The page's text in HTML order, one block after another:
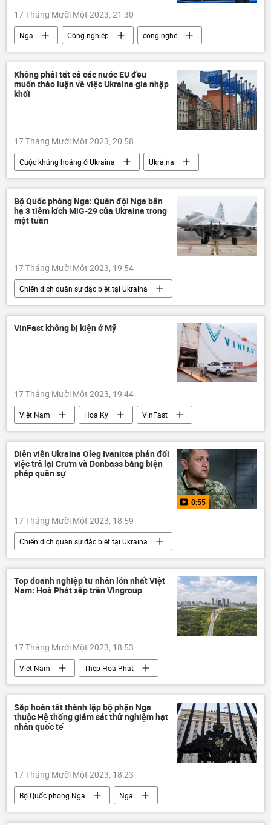
17 Tháng Mười Một 2023, 21:30
Nga Công nghiệp
công nghệ
Bộ Công thương Nga
Bộ Ngoại giao Nga
cuộc triển lãm
quan hệ quốc tế
sản xuất
Thế giới
Không phải tất cả các nước EU đều
muốn thảo luận về việc Ukraina gia nhập
khối
17 Tháng Mười Một 2023, 20:58
Cuộc khủng hoảng ở Ukraina
Ukraina
EU
Liên minh châu Âu
Hungary
Đức
Châu Âu
Thế giới
Ủy ban châu Âu
Chính trị
Bộ Quốc phòng Nga: Quân đội Nga bắn
hạ 3 tiêm kích MiG-29 của Ukraina trong
một tuần
17 Tháng Mười Một 2023, 19:54
Chiến dịch quân sự đặc biệt tại Ukraina
Cuộc khủng hoảng ở Ukraina
Ukraina
Nga
lực lượng vũ trang
Quân sự
Sáp nhập DNR, LNR, Zaporozhye và Kherson vào Nga
LNR
DNR
Zaporozhye
Indonesia
VinFast không bị kiện ở Mỹ
17 Tháng Mười Một 2023, 19:44
Việt Nam Hoa Kỳ
VinFast
Vingroup
Pháp luật
công ty
Kinh tế
Kinh doanh
doanh nghiệp
Vn-Index
Diễn viên Ukraina Oleg Ivanitsa phản đối
việc trả lại Crưm và Donbass bằng biện
pháp quân sự
0:55
17 Tháng Mười Một 2023, 18:59
Chiến dịch quân sự đặc biệt tại Ukraina
Video từ Ukraina
Ukraina
Nga
Donbass
Crưm
xung đột quân sự
Quân sự
quân đội
Top doanh nghiệp tư nhân lớn nhất Việt
Nam: Hoà Phát xếp trên Vingroup
17 Tháng Mười Một 2023, 18:53
Việt Nam
Thép Hoà Phát
Vingroup
doanh nghiệp
Phạm Nhật Vượng
Kinh tế
Sắp hoàn tất thành lập bộ phận Nga
thuộc Hệ thống giám sát thử nghiệm hạt
nhân quốc tế
17 Tháng Mười Một 2023, 18:23
Bộ Quốc phòng Nga
Nga
thử nghiệm hạt nhân
Thế giới